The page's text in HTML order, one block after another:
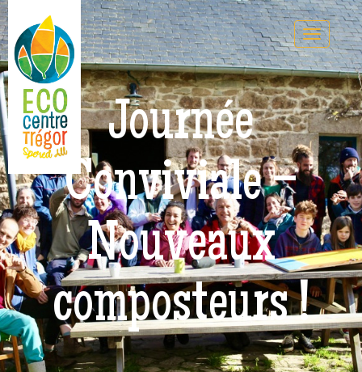
Journée
Conviviale –
Nouveaux
composteurs !